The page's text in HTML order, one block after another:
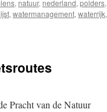
, natuur, nederland, polders,
, watermanagement, waterrijk,
Pracht van de Natuur